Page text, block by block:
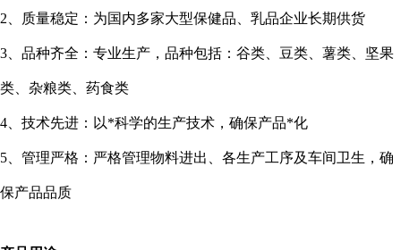
2 、质量稳定：为国内多家大型保健品、乳品企业长期供货
3 、品种齐全：专业生产，品种包括：谷类、豆类、薯类、坚果
类、杂粮类、药食类
4 、技术先进：以*科学的生产技术，确保产品*化
5 、管理严格：严格管理物料进出、各生产工序及车间卫生，确
保产品品质